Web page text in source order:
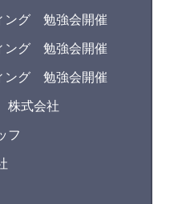
ング 勉強会開催
ング 勉強会開催
ング 勉強会開催
株式会社
フ